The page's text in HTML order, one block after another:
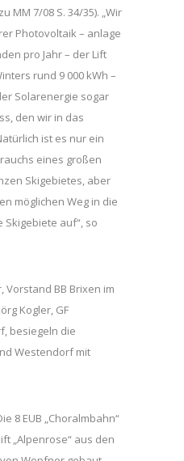
MM 7/08 S. 34/35). „Wir
Photovoltaik – anlage
pro Jahr – der Lift
rund 9 000 kWh –
Solarenergie sogar
den wir in das
ist es nur ein
eines großen
Skigebietes, aber
möglichen Weg in die
auf“, so
Vorstand BB Brixen im
Kogler, GF
besiegeln die
Westendorf mit
8 EUB „Choralmbahn“
„Alpenrose“ aus den